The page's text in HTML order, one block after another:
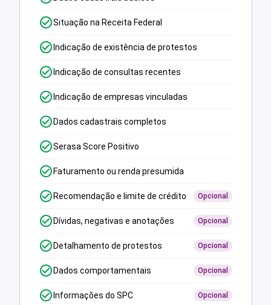
Situação na Receita Federal
Indicação de existência de protestos
Indicação de consultas recentes
Indicação de empresas vinculadas
Dados cadastrais completos
Serasa Score Positivo
Faturamento ou renda presumida
Recomendação e limite de crédito Opcional
Dívidas, negativas e anotações Opcional
Detalhamento de protestos Opcional
Dados comportamentais Opcional
Informações do SPC Opcional